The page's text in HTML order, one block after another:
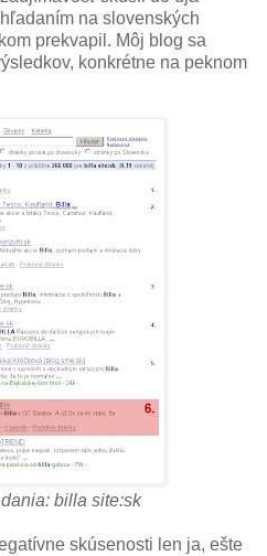
na slovenských
prekvapil. Môj blog sa
konkrétne na peknom
billa site:sk
skúsenosti len ja, ešte